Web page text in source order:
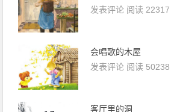
发表评论 阅读 22317
会唱歌的木屋
发表评论 阅读 50238
客厅里的洞